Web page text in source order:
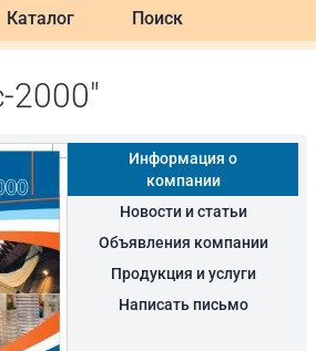
Каталог Поиск
2000"
Информация о
компании
Новости и статьи
Объявления компании
Продукция и услуги
Написать письмо